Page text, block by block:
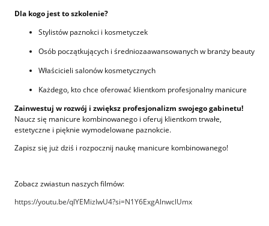
Dla kogo jest to szkolenie?
Stylistów paznokci i kosmetyczek
Osób początkujących i średniozaawansowanych w branży beauty
Właścicieli salonów kosmetycznych
Każdego, kto chce oferować klientkom profesjonalny manicure
Zainwestuj w rozwój i zwiększ profesjonalizm swojego gabinetu!
Naucz się manicure kombinowanego i oferuj klientkom trwałe,
estetyczne i pięknie wymodelowane paznokcie.
Zapisz się już dziś i rozpocznij naukę manicure kombinowanego!
Zobacz zwiastun naszych filmów:
https://youtu.be/qlYEMizIwU4?si=N1Y6ExgAlnwclUmx